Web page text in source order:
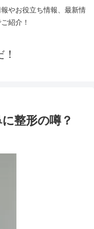
やお役立ち情報、最新情
紹介！
整形の噂？